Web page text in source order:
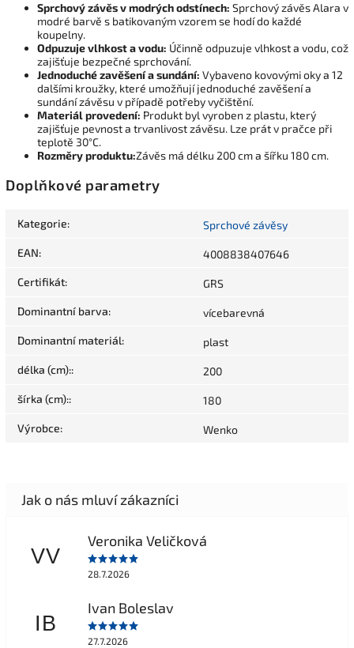
Sprchový závěs v modrých odstínech: Sprchový závěs Alara v
modré barvě s batikovaným vzorem se hodí do každé
koupelny.
Odpuzuje vlhkost a vodu: Účinně odpuzuje vlhkost a vodu, což
zajišťuje bezpečné sprchování.
Jednoduché zavěšení a sundání: Vybaveno kovovými oky a 12
dalšími kroužky, které umožňují jednoduché zavěšení a
sundání závěsu v případě potřeby vyčištění.
Materiál provedení: Produkt byl vyroben z plastu, který
zajišťuje pevnost a trvanlivost závěsu. Lze prát v pračce při
teplotě 30°C.
Rozměry produktu:Závěs má délku 200 cm a šířku 180 cm.
Doplňkové parametry
Kategorie: Sprchové závěsy
EAN: 4008838407646
Certifikát: GRS
Dominantní barva: vícebarevná
Dominantní materiál: plast
délka (cm):: 200
šírka (cm):: 180
Výrobce: Wenko
VV
Veronika Veličková
28.7.2026
IB
Ivan Boleslav
27.7.2026